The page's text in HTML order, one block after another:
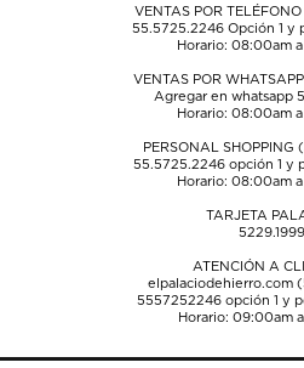
VENTAS POR
55.5725.2246Opción 1 y
Horario: 08:00am
VENTAS POR
Agregar en whatsapp
Horario: 08:00am
PERSONAL SHOPPING
55.5725.2246opción 1 y
Horario: 08:00am
TARJETA
5229.1999
ATENCIÓN A
elpalaciodehierro.com
5557252246opción 1 y
Horario: 09:00am